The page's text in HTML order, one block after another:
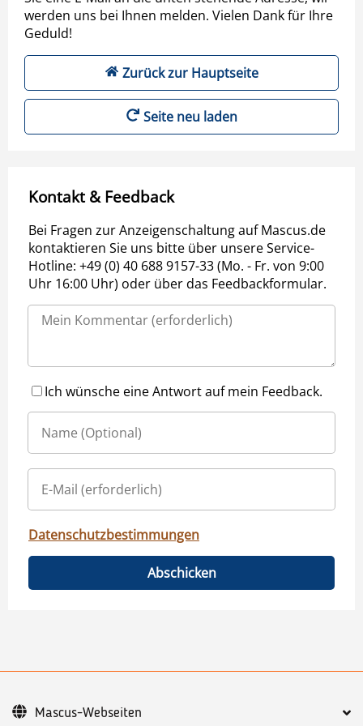
werden uns bei Ihnen melden. Vielen Dank für Ihre
Geduld!
Zurück zur Hauptseite
Seite neu laden
Kontakt & Feedback
Bei Fragen zur Anzeigenschaltung auf Mascus.de
kontaktieren Sie uns bitte über unsere Service-
Hotline: +49 (0) 40 688 9157-33 (Mo. - Fr. von 9:00
Uhr 16:00 Uhr) oder über das Feedbackformular.
Ich wünsche eine Antwort auf mein Feedback.
Datenschutzbestimmungen
Abschicken
Mascus-Webseiten